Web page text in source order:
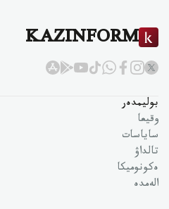
KAZINFORM
بوليمدەر
وقيعا
ساياسات
تالداۋ
ەكونوميكا
الەمدە